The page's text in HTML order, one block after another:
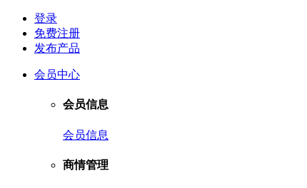
登录
免费注册
发布产品
会员中心
会员信息
会员信息
商情管理